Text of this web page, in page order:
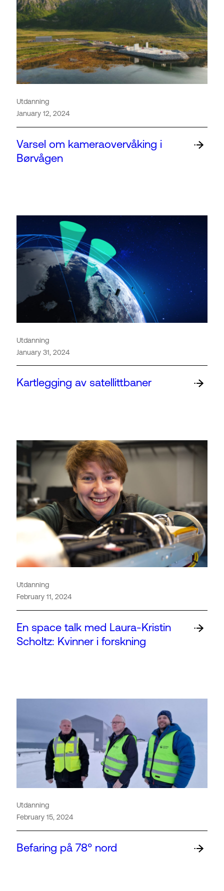
Utdanning
January 12, 2024
Varsel om kameraovervåking i
Børvågen
Utdanning
January 31, 2024
Kartlegging av satellittbaner
Utdanning
February 11, 2024
En space talk med Laura-Kristin
Scholtz: Kvinner i forskning
Utdanning
February 15, 2024
Befaring på 78° nord